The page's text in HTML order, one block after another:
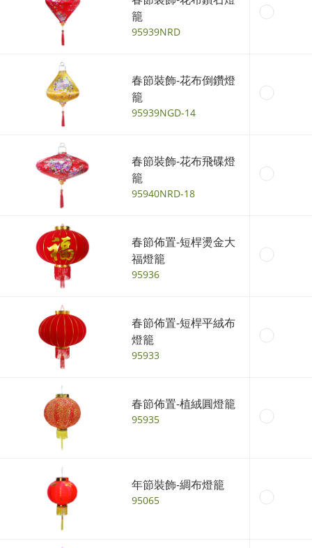
籠
95939NRD
春節裝飾-花布倒鑽燈
籠
95939NGD-14
春節裝飾-花布飛碟燈
籠
95940NRD-18
春節佈置-短桿燙金大
福燈籠
95936
春節佈置-短桿平絨布
燈籠
95933
春節佈置-植絨圓燈籠
95935
年節裝飾-綢布燈籠
95065